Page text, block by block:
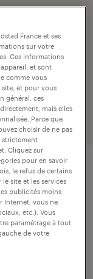
en gestion
France et ses
sur votre
Ces informations
et sont
comme vous
site, et pour vous
général, ces
mais elles
Parce que
choisir de ne pas
strictement
Cliquez sur
pour en savoir
le refus de certains
site et les services
publicités moins
Internet, vous ne
etc.). Vous
paramétrage à tout
de votre